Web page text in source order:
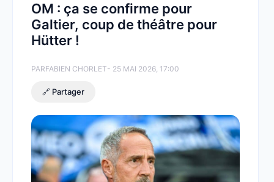
OM : ça se confirme pour
Galtier, coup de théâtre pour
Hütter !
PARFABIEN CHORLET- 25 MAI 2026, 17:00
🔗 Partager